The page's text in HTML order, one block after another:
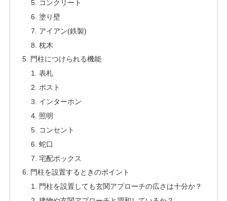
コンクリート
塗り壁
アイアン(鉄製)
枕木
門柱につけられる機能
表札
ポスト
インターホン
照明
コンセント
蛇口
宅配ボックス
門柱を設置するときのポイント
門柱を設置しても玄関アプローチの広さは十分か？